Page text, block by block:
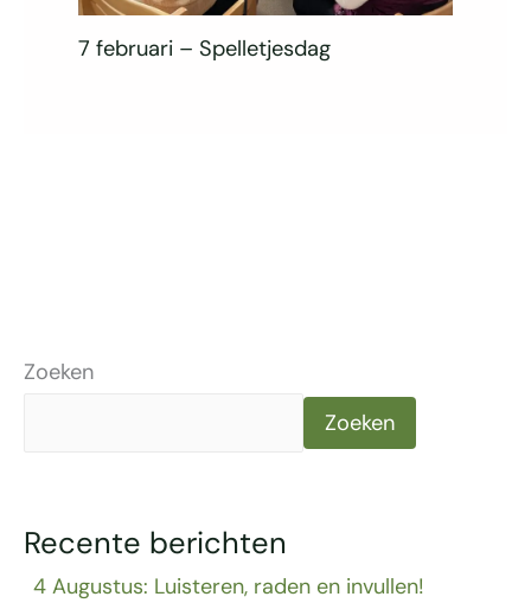
Zoeken
Zoeken
Recente berichten
4 Augustus: Luisteren, raden en invullen!
7 februari – Spelletjesdag